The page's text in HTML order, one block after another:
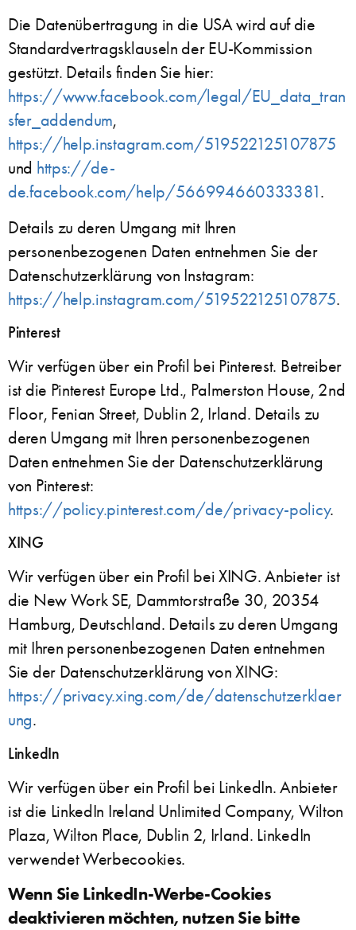
Die Datenübertragung in die USA wird auf die
Standardvertragsklauseln der EU-Kommission
gestützt. Details finden Sie hier:
https://www.facebook.com/legal/EU_data_tran
sfer_addendum,
https://help.instagram.com/519522125107875
und https://de-
de.facebook.com/help/566994660333381.
Details zu deren Umgang mit Ihren
personenbezogenen Daten entnehmen Sie der
Datenschutzerklärung von Instagram:
https://help.instagram.com/519522125107875.
Pinterest
Wir verfügen über ein Profil bei Pinterest. Betreiber
ist die Pinterest Europe Ltd., Palmerston House, 2nd
Floor, Fenian Street, Dublin 2, Irland. Details zu
deren Umgang mit Ihren personenbezogenen
Daten entnehmen Sie der Datenschutzerklärung
von Pinterest:
https://policy.pinterest.com/de/privacy-policy.
XING
Wir verfügen über ein Profil bei XING. Anbieter ist
die New Work SE, Dammtorstraße 30, 20354
Hamburg, Deutschland. Details zu deren Umgang
mit Ihren personenbezogenen Daten entnehmen
Sie der Datenschutzerklärung von XING:
https://privacy.xing.com/de/datenschutzerklaer
ung.
LinkedIn
Wir verfügen über ein Profil bei LinkedIn. Anbieter
ist die LinkedIn Ireland Unlimited Company, Wilton
Plaza, Wilton Place, Dublin 2, Irland. LinkedIn
verwendet Werbecookies.
Wenn Sie LinkedIn-Werbe-Cookies
deaktivieren möchten, nutzen Sie bitte